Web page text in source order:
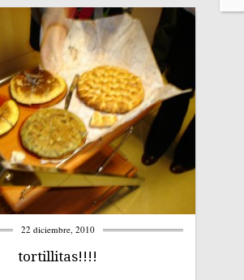
22 diciembre, 2010
tortillitas!!!!